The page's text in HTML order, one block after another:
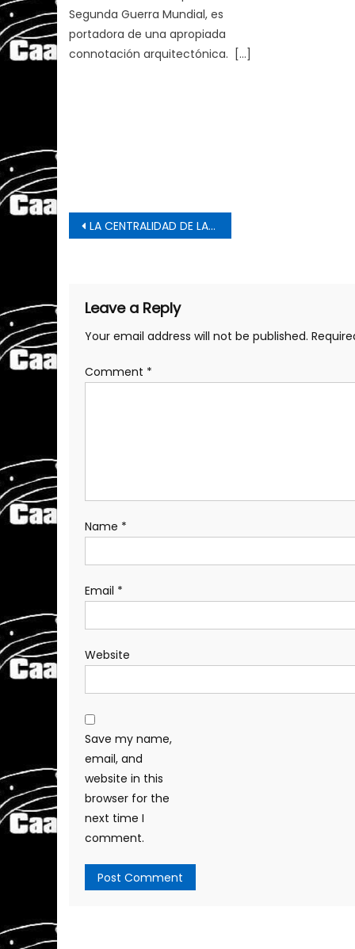
Segunda Guerra Mundial, es
portadora de una apropiada
connotación arquitectónica. […]
Post
navigation
LA CENTRALIDAD DE LA CONCEPCION MARXISTA SOBRE LAS LUCHAS DE CLASES
Leave a Reply
Your email address will not be published.
Comment *
Name *
Email *
Website
Save my name,
email, and
website in this
browser for the
next time I
comment.